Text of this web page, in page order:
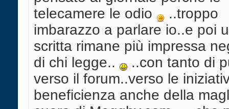
telecamere le odio
..troppo
imbarazzo a parlare io..e poi
scritta rimane più impressa
di chi legge..
..con tanto di
verso il forum..verso le
beneficienza anche della